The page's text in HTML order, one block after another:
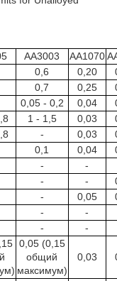
AA3003 AA1070
0,6 0,20
0,7 0,25
0,05 - 0,2 0,04
1 - 1,5 0,03
- 0,03
0,1 0,04
-
-
- -
- 0,05
-
-
-
-
0,05 (0,15
общий
максимум)
0,03